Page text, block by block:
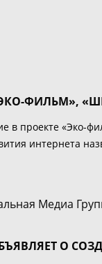
ФИЛЬМ»,
в проекте «Эко-
интернета
О